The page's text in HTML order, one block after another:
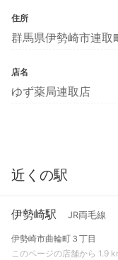
住所
群馬県伊勢崎市連
店名
ゆず薬局連取店
近くの駅
伊勢崎駅 JR両毛線
伊勢崎市曲輪町３丁目
このページの店舗から 1.9